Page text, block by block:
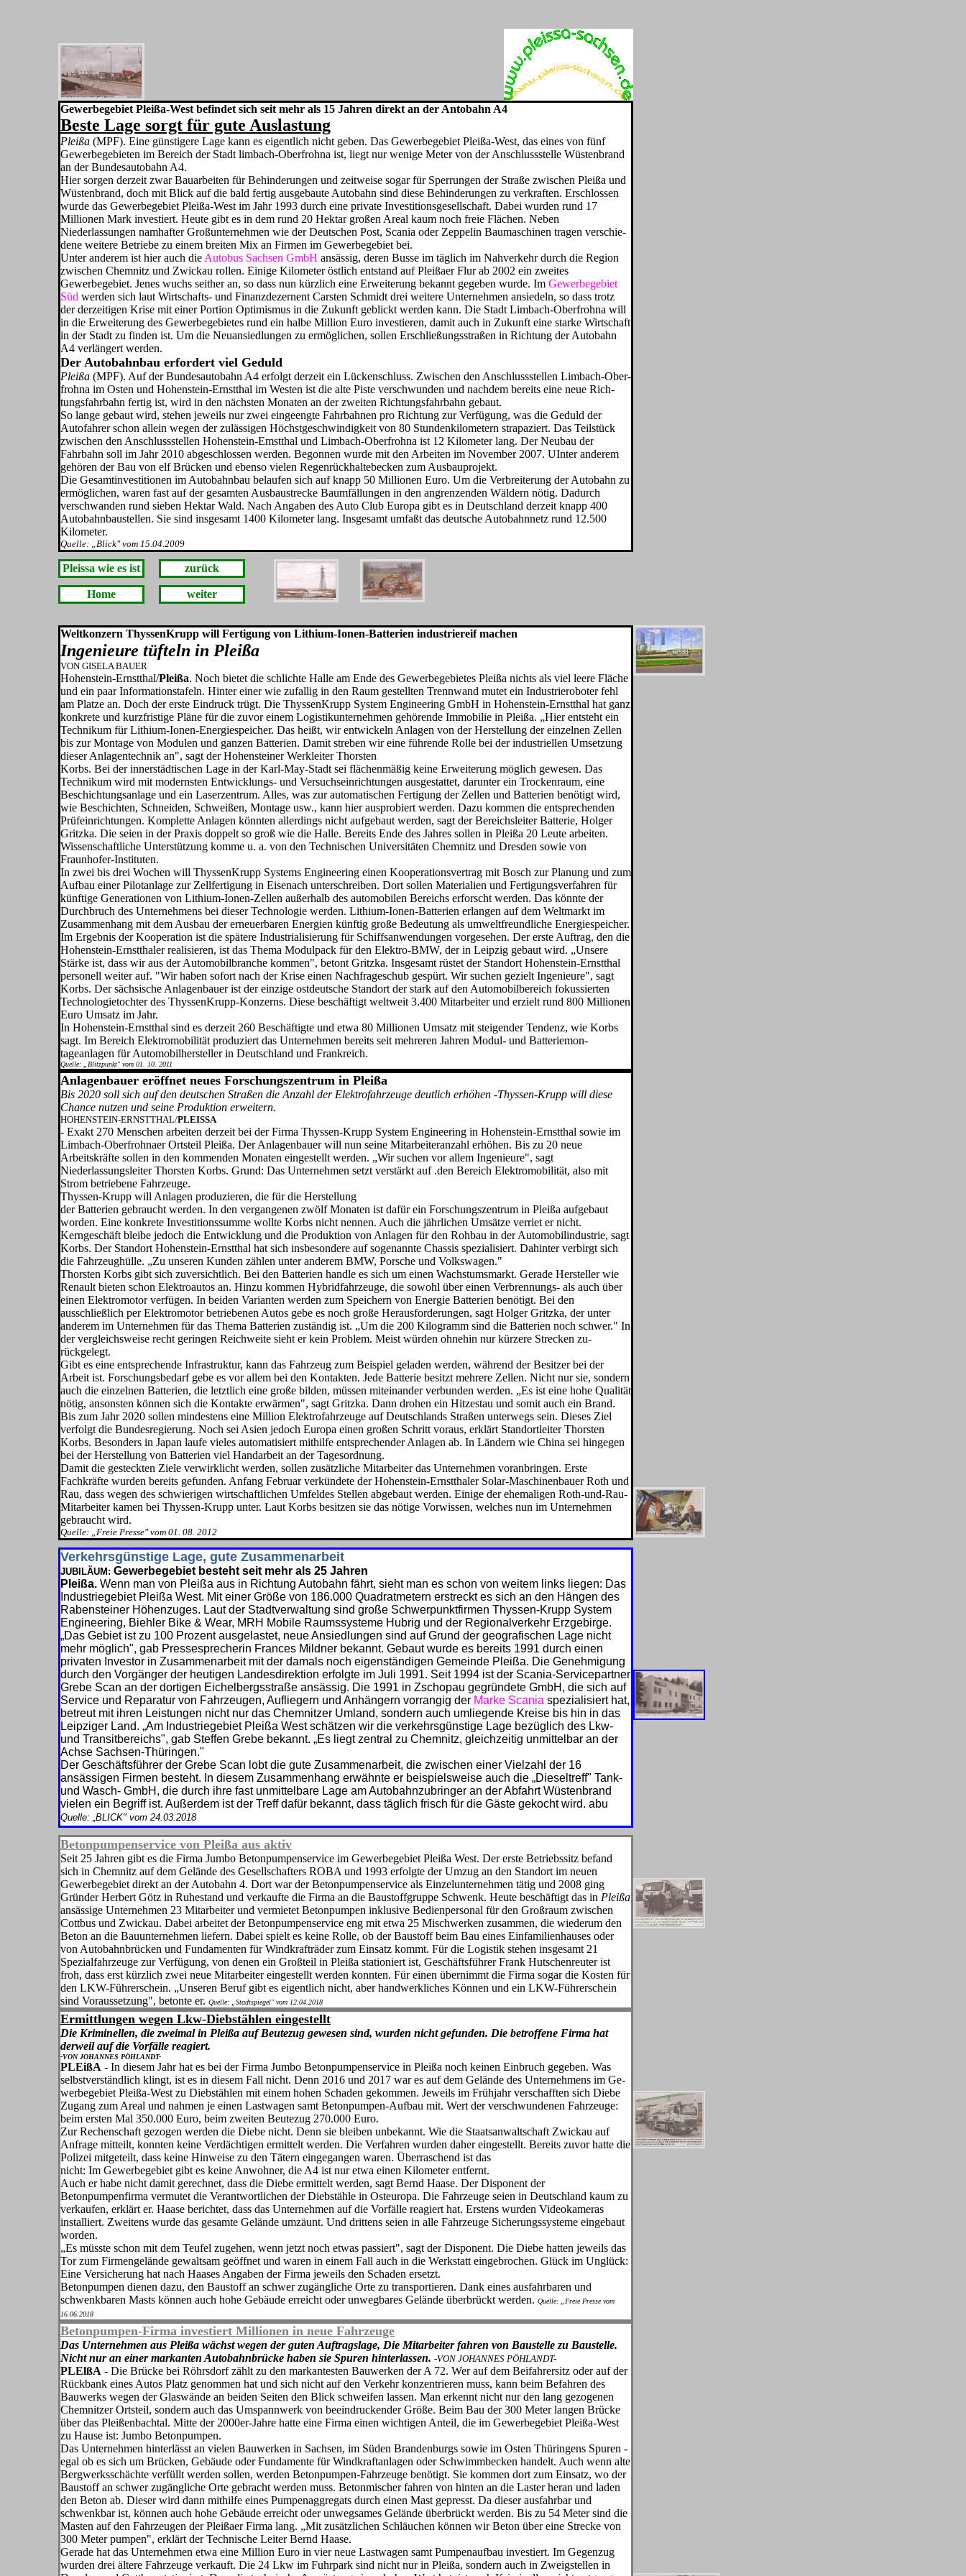
Gewerbegebiet Pleißa-West befindet sich seit mehr als 15 Jahren direkt an der Antobahn A4
Beste Lage sorgt für gute Auslastung
Pleißa (MPF). Eine günstigere Lage kann es eigentlich nicht geben. Das Ge­werbegebiet Pleißa-West, das ei­nes von fünf
Gewerbegebieten im Bereich der Stadt limbach-Oberfrohna ist, liegt nur wenige Meter von der Anschlussstelle Wüstenbrand
an der Bundesautobahn A4.
Hier sorgen derzeit zwar Bauar­beiten für Behinderungen und zeitweise sogar für Sperrungen der Straße zwischen Pleißa und
Wüstenbrand, doch mit Blick auf die bald fertig ausgebaute Auto­bahn sind diese Behinderungen zu verkraften. Erschlossen
wurde das Gewerbegebiet Pleißa-West im Jahr 1993 durch eine private In­vestitionsgesellschaft. Dabei wurden rund 17
Millionen Mark investiert. Heute gibt es in dem rund 20 Hektar großen Areal kaum noch freie Flächen. Neben
Niederlassungen namhafter Großunternehmen wie der Deut­schen Post, Scania oder Zeppelin Baumaschinen tragen verschie­
dene weitere Betriebe zu einem breiten Mix an Firmen im Gewerbegebiet bei.
Unter anderem ist hier auch die Autobus Sachsen GmbH ansäs­sig, deren Busse im täglich im Nahverkehr durch die Region
zwischen Chemnitz und Zwickau rollen. Einige Kilometer östlich entstand auf Pleißaer Flur ab 2002 ein zweites
Gewerbegebiet. Jenes wuchs seither an, so dass nun kürzlich eine Erweiterung bekannt gegeben wurde. Im Ge­werbegebiet
Süd werden sich laut Wirtschafts- und Finanzdezernent Carsten Schmidt drei weitere Unternehmen ansiedeln, so dass trotz
der derzeitigen Krise mit einer Portion Optimismus in die Zukunft geblickt werden kann. Die Stadt Limbach-Oberfrohna will
in die Erweiterung des Gewerbegebietes rund ein halbe Million Euro investieren, damit auch in Zukunft eine star­ke Wirtschaft
in der Stadt zu fin­den ist. Um die Neuansiedlungen zu ermöglichen, sollen Erschlie­ßungsstraßen in Richtung der Autobahn
A4 verlängert werden.
Der Autobahnbau erfordert viel Geduld
Pleißa (MPF). Auf der Bundesauto­bahn A4 erfolgt derzeit ein Lückenschluss. Zwischen den An­schlussstellen Limbach-Ober­
frohna im Osten und Hohenstein-Ernstthal im Westen ist die alte Piste verschwunden und nachdem bereits eine neue Rich­
tungsfahrbahn fertig ist, wird in den nächsten Monaten an der zweiten Richtungsfahrbahn ge­baut.
So lange gebaut wird, stehen jeweils nur zwei eingeengte Fahrbahnen pro Richtung zur Verfügung, was die Geduld der
Autofahrer schon allein wegen der zulässigen Höchstge­schwindigkeit von 80 Stunden­kilometern strapaziert. Das Teil­stück
zwischen den Anschlussstellen Hohenstein-Emstthal und Limbach-Oberfrohna ist 12 Kilometer lang. Der Neubau der
Fahrbahn soll im Jahr 2010 abge­schlossen werden. Begonnen wurde mit den Arbeiten im No­vember 2007. UInter anderem
gehören der Bau von elf Brücken und ebenso vielen Regenrück­haltebecken zum Ausbaupro­jekt.
Die Gesamtinvestitionen im Autobahnbau belaufen sich auf knapp 50 Millionen Euro. Um die Verbreiterung der Autobahn zu
ermöglichen, waren fast auf der gesamten Ausbaustrecke Baumfällungen in den angren­zenden Wäldern nötig. Dadurch
verschwanden rund sieben Hektar Wald. Nach Angaben des Auto Club Europa gibt es in Deutschland derzeit knapp 400
Autobahnbaustellen. Sie sind insgesamt 1400 Kilometer lang. Insgesamt umfaßt das deut­sche Autobahnnetz rund 12.500
Kilometer.
Quelle: „Blick" vom 15.04.2009
Pleissa wie es ist zurück
Home weiter
Weltkonzern ThyssenKrupp will Fertigung von Lithium-Ionen-Batterien industriereif machen
Ingenieure tüfteln in Pleißa
VON GISELA BAUER
Hohenstein-Ernstthal/Pleißa. Noch bietet die schlichte Halle am Ende des Gewerbegebietes Pleißa nichts als viel leere Fläche
und ein paar Informationstafeln. Hinter einer wie zufallig in den Raum gestellten Trennwand mutet ein Industrieroboter fehl
am Platze an. Doch der erste Eindruck trügt. Die ThyssenKrupp System Engineering GmbH in Hohenstein-Ernstthal hat ganz
konkrete und kurzfristige Pläne für die zuvor einem Logistikunternehmen gehörende Immobi­lie in Pleißa. „Hier entsteht ein
Technikum für Lithium-Ionen-Energiespeicher. Das heißt, wir entwickeln Anlagen von der Herstellung der einzelnen Zel­len
bis zur Montage von Modu­len und ganzen Batterien. Damit streben wir eine führen­de Rolle bei der industriellen Umsetzung
dieser Anlagen­technik an", sagt der Hohensteiner Werkleiter Thorsten
Korbs. Bei der innerstädtischen Lage in der Karl-May-Stadt sei flächenmäßig keine Erweite­rung möglich gewesen. Das
Technikum wird mit modernsten Entwicklungs- und Versuchseinrichtungen ausge­stattet, darunter ein Trocken­raum, eine
Beschichtungsanlage und ein Laserzentrum. Alles, was zur automatischen Ferti­gung der Zellen und Batterien benötigt wird,
wie Beschichten, Schneiden, Schweißen, Monta­ge usw., kann hier ausprobiert werden. Dazu kommen die ent­sprechenden
Prüfeinrichtun­gen. Komplette Anlagen könn­ten allerdings nicht aufgebaut werden, sagt der Bereichsleiter Batterie, Holger
Gritzka. Die seien in der Praxis doppelt so groß wie die Halle. Bereits Ende des Jahres sollen in Pleißa 20 Leute arbeiten.
Wissen­schaftliche Unterstützung kom­me u. a. von den Technischen Universitäten Chemnitz und Dresden sowie von
Fraunhofer-Instituten.
In zwei bis drei Wochen will ThyssenKrupp Systems Engi­neering einen Kooperations­vertrag mit Bosch zur Planung und zum
Aufbau einer Pilotan­lage zur Zellfertigung in Eisen­ach unterschreiben. Dort sol­len Materialien und Ferti­gungsverfahren für
künftige Generationen von Lithium-Ionen-Zellen außerhalb des automobilen Bereichs erforscht werden. Das könnte der
Durchbruch des Unter­nehmens bei dieser Technolo­gie werden. Lithium-Ionen-Batterien erlangen auf dem Weltmarkt im
Zusammenhang mit dem Ausbau der erneuer­baren Energien künftig große Bedeutung als umweltfreundli­che Energiespeicher.
Im Ergebnis der Kooperation ist die spätere Industrialisierung für Schiffsanwendungen vor­gesehen. Der erste Auftrag, den die
Hohenstein-Ernstthaler realisieren, ist das Thema Modulpack für den Elektro-BMW, der in Leipzig gebaut wird. „Unsere
Stärke ist, dass wir aus der Automobilbranche kommen", betont Gritzka. Insgesamt rüstet der Standort Hohenstein-Ernstthal
perso­nell weiter auf. "Wir haben sofort nach der Krise einen Nachfrageschub gespürt. Wir suchen gezielt Ingenieure", sagt
Korbs. Der sächsische Anlagenbauer ist der einzige ostdeutsche Standort der stark auf den Automobilbereich fokussierten
Technologietoch­ter des ThyssenKrupp-Konzerns. Diese beschäftigt welt­weit 3.400 Mitarbeiter und erzielt rund 800 Millionen
Euro Umsatz im Jahr.
In Hohenstein-Ernstthal sind es derzeit 260 Beschäftigte und etwa 80 Millionen Umsatz mit steigender Tendenz, wie Korbs
sagt. Im Bereich Elektromobilität produziert das Unterneh­men bereits seit mehreren Jah­ren Modul- und Batteriemon­
tageanlagen für Automobilher­steller in Deutschland und Frankreich.
Quelle: „Blitzpunkt" vom 01. 10. 2011
Anlagenbauer eröffnet neues Forschungszentrum in Pleißa
Bis 2020 soll sich auf den deutschen Straßen die Anzahl der Elektrofahrzeuge deutlich erhöhen -Thyssen-Krupp will diese
Chance nutzen und seine Produktion erweitern.
HOHENSTEIN-ERNSTTHAL/PLEISSA
- Exakt 270 Menschen arbeiten der­zeit bei der Firma Thyssen-Krupp System Engineering in Hohenstein-Ernstthal sowie im
Limbach-Oberfrohnaer Ortsteil Pleißa. Der Anla­genbauer will nun seine Mitarbei­teranzahl erhöhen. Bis zu 20 neue
Arbeitskräfte sollen in den kom­menden Monaten eingestellt wer­den. „Wir suchen vor allem Ingeni­eure", sagt
Niederlassungsleiter Thorsten Korbs. Grund: Das Unter­nehmen setzt verstärkt auf .den Be­reich Elektromobilität, also mit
Strom betriebene Fahrzeuge.
Thyssen-Krupp will Anlagen produzieren, die für die Herstellung
der Batterien gebraucht werden. In den vergangenen zwölf Monaten ist dafür ein Forschungszentrum in Pleißa aufgebaut
worden. Eine kon­krete Investitionssumme wollte Korbs nicht nennen. Auch die jährli­chen Umsätze verriet er nicht.
Kerngeschäft bleibe jedoch die Entwicklung und die Produktion von Anlagen für den Rohbau in der Automobilindustrie, sagt
Korbs. Der Standort Hohenstein-Ernstthal hat sich insbesondere auf sogenannte Chassis spezialisiert. Dahinter ver­birgt sich
die Fahrzeughülle. „Zu un­seren Kunden zählen unter ande­rem BMW, Porsche und Volkswa­gen."
Thorsten Korbs gibt sich zuver­sichtlich. Bei den Batterien handle es sich um einen Wachstumsmarkt. Gerade Hersteller wie
Renault bie­ten schon Elektroautos an. Hinzu kommen Hybridfahrzeuge, die so­wohl über einen Verbrennungs- als auch über
einen Elektromotor ver­fügen. In beiden Varianten werden zum Speichern von Energie Batte­rien benötigt. Bei den
ausschließlich per Elektromotor betriebenen Autos gebe es noch große Herausforderun­gen, sagt Holger Gritzka, der unter
anderem im Unternehmen für das Thema Batterien zuständig ist. „Um die 200 Kilogramm sind die Batte­rien noch schwer." In
der vergleichs­weise recht geringen Reichweite sieht er kein Problem. Meist würden ohnehin nur kürzere Strecken zu­
rückgelegt.
Gibt es eine entsprechende Infra­struktur, kann das Fahrzeug zum Beispiel geladen werden, während der Besitzer bei der
Arbeit ist. For­schungsbedarf gebe es vor allem bei den Kontakten. Jede Batterie besitzt mehrere Zellen. Nicht nur sie, son­dern
auch die einzelnen Batterien, die letztlich eine große bilden, müs­sen miteinander verbunden werden. „Es ist eine hohe Qualität
nötig, ansonsten können sich die Kontakte erwärmen", sagt Gritzka. Dann dro­hen ein Hitzestau und somit auch ein Brand.
Bis zum Jahr 2020 sollen mindes­tens eine Million Elektrofahrzeuge auf Deutschlands Straßen unter­wegs sein. Dieses Ziel
verfolgt die Bundesregierung. Noch sei Asien je­doch Europa einen großen Schritt voraus, erklärt Standortleiter Thors­ten
Korbs. Besonders in Japan laufe vieles automatisiert mithilfe ent­sprechender Anlagen ab. In Ländern wie China sei hingegen
bei der Her­stellung von Batterien viel Handar­beit an der Tagesordnung.
Damit die gesteckten Ziele ver­wirklicht werden, sollen zusätzliche Mitarbeiter das Unternehmen vor­anbringen. Erste
Fachkräfte wurden bereits gefunden. Anfang Februar verkündete der Hohenstein-Ernstthaler Solar-Maschinenbauer Roth und
Rau, dass wegen des schwieri­gen wirtschaftlichen Umfeldes Stel­len abgebaut werden. Einige der ehe­maligen Roth-und-Rau-
Mitarbeiter kamen bei Thyssen-Krupp unter. Laut Korbs besitzen sie das nötige Vorwissen, welches nun im Unter­nehmen
gebraucht wird.
Quelle: „Freie Presse" vom 01. 08. 2012
Verkehrsgünstige Lage, gute Zusammenarbeit
JUBILÄUM: Gewerbegebiet besteht seit mehr als 25 Jahren
Pleißa. Wenn man von Pleißa aus in Richtung Autobahn fährt, sieht man es schon von weitem links liegen: Das
Industriegebiet Pleißa West. Mit einer Größe von 186.000 Quadratmetern erstreckt es sich an den Hängen des
Ra­bensteiner Höhenzuges. Laut der Stadtverwaltung sind große Schwerpunktfirmen Thyssen-Krupp System
Engineering, Biehler Bike & Wear, MRH Mobile Raumssysteme Hubrig und der Regionalverkehr Erzgebirge.
„Das Gebiet ist zu 100 Prozent ausge­lastet, neue Ansiedlungen sind auf Grund der geografischen Lage nicht
mehr möglich", gab Presse­sprecherin Frances Mildner be­kannt. Gebaut wurde es bereits 1991 durch einen
privaten Inves­tor in Zusammenarbeit mit der damals noch eigenständigen Ge­meinde Pleißa. Die Genehmigung
durch den Vorgänger der heutigen Landesdirektion erfolgte im Juli 1991. Seit 1994 ist der Scania-Servicepartner
Grebe Scan an der dortigen Eichelbergsstraße ansässig. Die 1991 in Zschopau ge­gründete GmbH, die sich auf
Service und Reparatur von Fahrzeu­gen, Aufliegern und Anhängern vorrangig der Marke Scania spezi­alisiert hat,
betreut mit ihren Leis­tungen nicht nur das Chemnitzer Umland, sondern auch umliegen­de Kreise bis hin in das
Leipziger Land. „Am Industriegebiet Pleißa West schätzen wir die verkehrs­günstige Lage bezüglich des Lkw-
und Transitbereichs", gab Steffen Grebe bekannt. „Es liegt zentral zu Chemnitz, gleichzeitig unmit­telbar an der
Achse Sachsen-Thüringen."
Der Geschäftsführer der Grebe Scan lobt die gute Zusammenar­beit, die zwischen einer Vielzahl der 16
ansässigen Firmen be­steht. In diesem Zusammenhang erwähnte er beispielsweise auch die „Dieseltreff" Tank-
und Wasch- GmbH, die durch ihre fast unmittelbare Lage am Autobahn­zubringer an der Abfahrt Wüsten­brand
vielen ein Begriff ist. Außer­dem ist der Treff dafür bekannt, dass täglich frisch für die Gäste gekocht wird. abu
Quelle: „BLICK" vom 24.03.2018
Betonpumpenservice von Pleißa aus aktiv
Seit 25 Jahren gibt es die Firma Jumbo Betonpumpenservice im Gewerbegebiet Pleißa West. Der erste Betriebssitz befand
sich in Chemnitz auf dem Gelände des Gesellschafters ROBA und 1993 erfolgte der Umzug an den Standort im neuen
Gewerbegebiet direkt an der Autobahn 4. Dort war der Betonpumpenservice als Einzelun­ternehmen tätig und 2008 ging
Gründer Herbert Götz in Ruhestand und verkaufte die Firma an die Baustoffgruppe Schwenk. Heute beschäftigt das in Pleißa
ansässige Unternehmen 23 Mitarbeiter und vermietet Betonpumpen inklusive Bedienpersonal für den Großraum zwischen
Cottbus und Zwickau. Dabei arbeitet der Betonpumpen­service eng mit etwa 25 Mischwerken zusammen, die wiederum den
Beton an die Bauunternehmen liefern. Dabei spielt es keine Rolle, ob der Baustoff beim Bau eines Einfamilienhauses oder
von Autobahnbrücken und Fundamenten für Windkrafträder zum Einsatz kommt. Für die Logistik stehen insgesamt 21
Spezialfahrzeuge zur Verfügung, von denen ein Großteil in Pleißa stationiert ist, Ge­schäftsführer Frank Hutschenreuter ist
froh, dass erst kürzlich zwei neue Mitarbeiter eingestellt werden konnten. Für einen übernimmt die Firma sogar die Kosten für
den LKW-Führerschein. „Unseren Beruf gibt es eigentlich nicht, aber handwerkliches Können und ein LKW-Führerschein
sind Voraussetzung", betonte er. Quelle: „Stadtspiegel" vom 12.04.2018
Ermittlungen wegen Lkw-Diebstählen eingestellt
Die Kriminellen, die zwei­mal in Pleißa auf Beutezug gewesen sind, wurden nicht gefunden. Die be­troffene Firma hat
derweil auf die Vorfälle reagiert.
-VON JOHANNES PÖHLANDT-
PLEißA - In diesem Jahr hat es bei der Firma Jumbo Betonpumpenser­vice in Pleißa noch keinen Einbruch gegeben. Was
selbstverständlich klingt, ist es in diesem Fall nicht. Denn 2016 und 2017 war es auf dem Gelände des Unternehmens im Ge­
werbegebiet Pleißa-West zu Dieb­stählen mit einem hohen Schaden gekommen. Jeweils im Frühjahr ver­schafften sich Diebe
Zugang zum Areal und nahmen je einen Lastwa­gen samt Betonpumpen-Aufbau mit. Wert der verschwundenen Fahrzeuge:
beim ersten Mal 350.000 Euro, beim zweiten Beute­zug 270.000 Euro.
Zur Rechenschaft gezogen wer­den die Diebe nicht. Denn sie blei­ben unbekannt. Wie die Staatsan­waltschaft Zwickau auf
Anfrage mitteilt, konnten keine Verdächti­gen ermittelt werden. Die Verfahren wurden daher eingestellt. Bereits zu­vor hatte die
Polizei mitgeteilt, dass keine Hinweise zu den Tätern einge­gangen waren. Überraschend ist das
nicht: Im Gewerbegebiet gibt es kei­ne Anwohner, die A4 ist nur etwa einen Kilometer entfernt.
Auch er habe nicht damit gerech­net, dass die Diebe ermittelt werden, sagt Bernd Haase. Der Disponent der
Betonpumpenfirma vermutet die Verantwortlichen der Diebstähle in Osteuropa. Die Fahrzeuge seien in Deutschland kaum zu
verkaufen, er­klärt er. Haase berichtet, dass das Un­ternehmen auf die Vorfälle reagiert hat. Erstens wurden Videokameras
installiert. Zweitens wurde das ge­samte Gelände umzäunt. Und drit­tens seien in alle Fahrzeuge Siche­rungssysteme eingebaut
worden.
„Es müsste schon mit dem Teufel zu­gehen, wenn jetzt noch etwas pas­siert", sagt der Disponent. Die Diebe hatten jeweils das
Tor zum Firmen­gelände gewaltsam geöffnet und wa­ren in einem Fall auch in die Werk­statt eingebrochen. Glück im Un­glück:
Eine Versicherung hat nach Haases Angaben der Firma jeweils den Schaden ersetzt.
Betonpumpen dienen dazu, den Baustoff an schwer zugängliche Or­te zu transportieren. Dank eines aus­fahrbaren und
schwenkbaren Masts können auch hohe Gebäude er­reicht oder unwegbares Gelände überbrückt werden. Quelle: „Freie Presse vom
16.06.2018
Betonpumpen-Firma investiert Millionen in neue Fahrzeuge
Das Unternehmen aus Pleißa wächst wegen der guten Auftragslage, Die Mitarbeiter fahren von Baustelle zu Baustelle.
Nicht nur an einer markanten Autobahn­brücke haben sie Spuren hinterlassen. -VON JOHANNES PÖHLANDT-
PLElßA - Die Brücke bei Röhrsdorf zählt zu den markantesten Bauwer­ken der A 72. Wer auf dem Beifahrer­sitz oder auf der
Rückbank eines Au­tos Platz genommen hat und sich nicht auf den Verkehr konzentrie­ren muss, kann beim Befahren des
Bauwerks wegen der Glaswände an beiden Seiten den Blick schweifen lassen. Man erkennt nicht nur den lang gezogenen
Chemnitzer Orts­teil, sondern auch das Umspann­werk von beeindruckender Größe. Beim Bau der 300 Meter langen Brü­cke
über das Pleißenbachtal. Mitte der 2000er-Jahre hatte eine Firma einen wichtigen Anteil, die im Ge­werbegebiet Pleißa-West
zu Hause ist: Jumbo Betonpumpen.
Das Unternehmen hinterlässt an vielen Bauwerken in Sachsen, im Süden Brandenburgs sowie im Osten Thüringens Spuren -
egal ob es sich um Brücken, Gebäude oder Fundamente für Windkraftanlagen oder Schwimmbecken handelt. Auch wenn alte
Bergwerksschächte verfüllt werden sollen, werden Be­tonpumpen-Fahrzeuge benötigt. Sie kommen dort zum Einsatz, wo der
Baustoff an schwer zugängliche Or­te gebracht werden muss. Betonmi­scher fahren von hinten an die Las­ter heran und laden
den Beton ab. Dieser wird dann mithilfe eines Pumpenaggregats durch einen Mast gepresst. Da dieser ausfahrbar und
schwenkbar ist, können auch hohe Gebäude erreicht oder unwegsames Gelände überbrückt werden. Bis zu 54 Meter sind die
Masten auf den Fahrzeugen der Pleißaer Firma lang. „Mit zusätzlichen Schläuchen kön­nen wir Beton über eine Strecke von
300 Meter pumpen", erklärt der Technische Leiter Bernd Haase.
Gerade hat das Unternehmen et­wa eine Million Euro in vier neue Lastwagen samt Pumpenaufbau in­vestiert. Im Gegenzug
wurden drei ältere Fahrzeuge verkauft. Die 24 Lkw im Fuhrpark sind nicht nur in Pleißa, sondern auch in Zweigstel­len in